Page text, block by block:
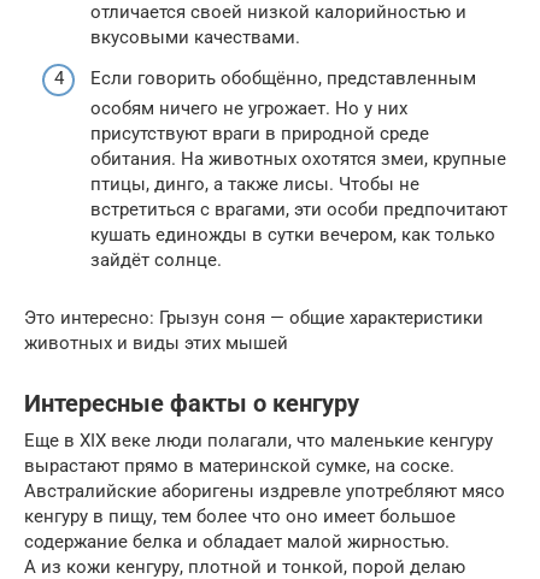
отличается своей низкой калорийностью и
вкусовыми качествами.
Если говорить обобщённо, представленным
особям ничего не угрожает. Но у них
присутствуют враги в природной среде
обитания. На животных охотятся змеи, крупные
птицы, динго, а также лисы. Чтобы не
встретиться с врагами, эти особи предпочитают
кушать единожды в сутки вечером, как только
зайдёт солнце.
Это интересно: Грызун соня — общие характеристики
животных и виды этих мышей
Интересные факты о кенгуру
Еще в XIX веке люди полагали, что маленькие кенгуру
вырастают прямо в материнской сумке, на соске.
Австралийские аборигены издревле употребляют мясо
кенгуру в пищу, тем более что оно имеет большое
содержание белка и обладает малой жирностью.
А из кожи кенгуру, плотной и тонкой, порой делаю